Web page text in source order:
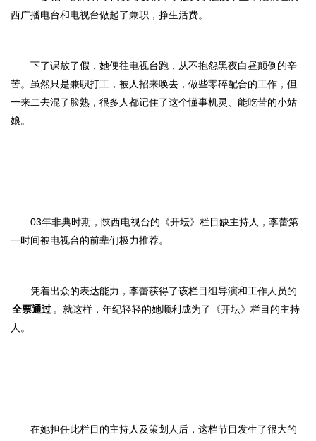
西广播电台和电视台做起了兼职，挣生活费。
下了课放了假，她便往电视台跑，从不抱怨黑夜白昼颠倒的辛
苦。虽然只是兼职打工，被人招来唤去，做些零碎配合的工作，但
一来二去混了脸熟，很多人都记住了这个懂事机灵、能吃苦的小姑
娘。
03年非典时期，陕西电视台的《开坛》栏目缺主持人，李蕾第
一时间被电视台的前辈们极力推荐。
凭着出众的表达能力，李蕾获得了该栏目组导演和工作人员的
全票通过 。就这样，年纪轻轻的她顺利成为了《开坛》栏目的主持
人。
在她担任此栏目的主持人及策划人后，这档节目发生了很大的